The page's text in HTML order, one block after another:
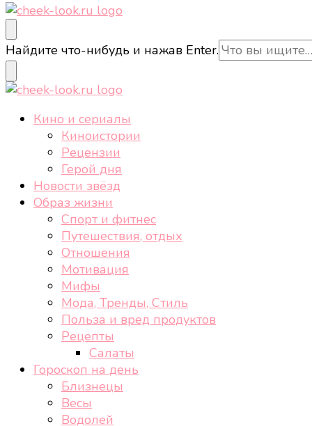
cheek-look.ru
Женский сайт о звездах и кино, а также трендах,
Ищите
что-
то?
Найдите что-нибудь и нажав Enter.
cheek-look.ru
Женский сайт о звездах и кино, а также трендах,
Кино и сериалы
Киноистории
Рецензии
Герой дня
Новости звёзд
Образ жизни
Спорт и фитнес
Путешествия, отдых
Отношения
Мотивация
Мифы
Мода, Тренды, Стиль
Польза и вред продуктов
Рецепты
Салаты
Гороскоп на день
Близнецы
Весы
Водолей